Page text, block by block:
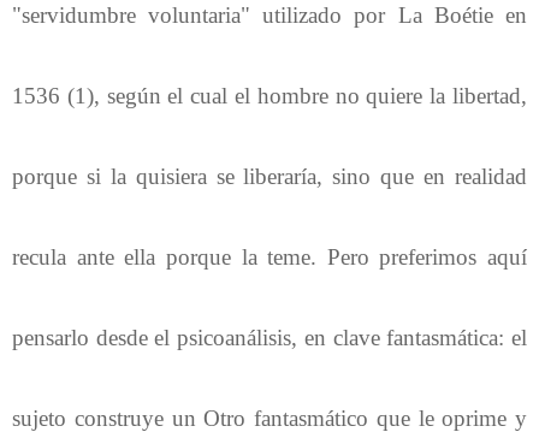
"servidumbre voluntaria" utilizado por La Boétie en
1536 (1), según el cual el hombre no quiere la libertad,
porque si la quisiera se liberaría, sino que en realidad
recula ante ella porque la teme. Pero preferimos aquí
pensarlo desde el psicoanálisis, en clave fantasmática: el
sujeto construye un Otro fantasmático que le oprime y